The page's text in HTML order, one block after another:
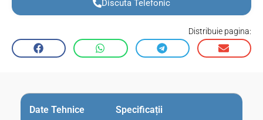
Discuta Telefonic
Distribuie pagina:
Date Tehnice Specificații